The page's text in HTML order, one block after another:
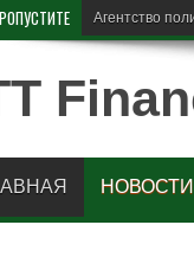
В России
НОВОСТИ